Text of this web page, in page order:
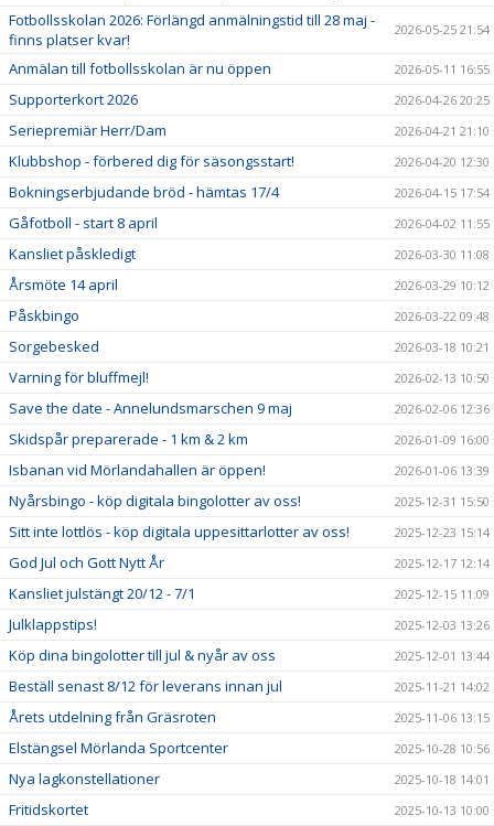
Fotbollsskolan 2026: Förlängd anmälningstid till 28 maj -
finns platser kvar!
2026-05-25 21:54
Anmälan till fotbollsskolan är nu öppen 2026-05-11 16:55
Supporterkort 2026 2026-04-26 20:25
Seriepremiär Herr/Dam 2026-04-21 21:10
Klubbshop - förbered dig för säsongsstart! 2026-04-20 12:30
Bokningserbjudande bröd - hämtas 17/4 2026-04-15 17:54
Gåfotboll - start 8 april 2026-04-02 11:55
Kansliet påskledigt 2026-03-30 11:08
Årsmöte 14 april 2026-03-29 10:12
Påskbingo 2026-03-22 09:48
Sorgebesked 2026-03-18 10:21
Varning för bluffmejl! 2026-02-13 10:50
Save the date - Annelundsmarschen 9 maj 2026-02-06 12:36
Skidspår preparerade - 1 km & 2 km 2026-01-09 16:00
Isbanan vid Mörlandahallen är öppen! 2026-01-06 13:39
Nyårsbingo - köp digitala bingolotter av oss! 2025-12-31 15:50
Sitt inte lottlös - köp digitala uppesittarlotter av oss! 2025-12-23 15:14
God Jul och Gott Nytt År 2025-12-17 12:14
Kansliet julstängt 20/12 - 7/1 2025-12-15 11:09
Julklappstips! 2025-12-03 13:26
Köp dina bingolotter till jul & nyår av oss 2025-12-01 13:44
Beställ senast 8/12 för leverans innan jul 2025-11-21 14:02
Årets utdelning från Gräsroten 2025-11-06 13:15
Elstängsel Mörlanda Sportcenter 2025-10-28 10:56
Nya lagkonstellationer 2025-10-18 14:01
Fritidskortet 2025-10-13 10:00